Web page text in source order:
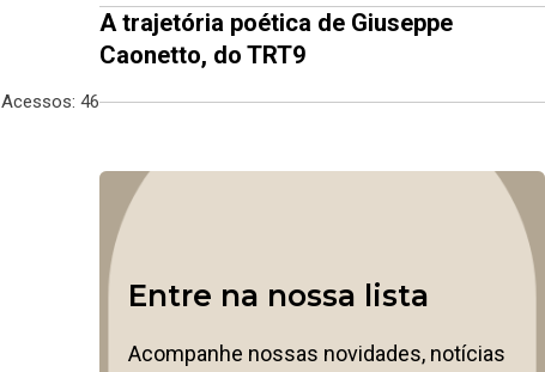
Acessos: 46
A trajetória poética de Giuseppe
Caonetto, do TRT9
Entre na nossa lista
Acompanhe nossas novidades, notícias